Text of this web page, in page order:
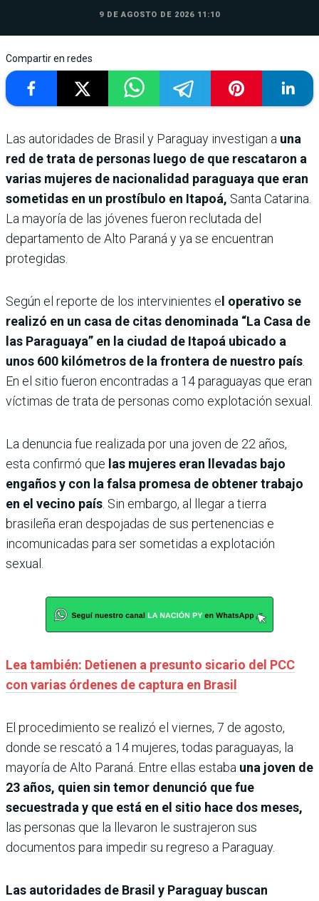
9 DE AGOSTO DE 2026 11:10
Compartir en redes
Las autoridades de Brasil y Paraguay investigan a una
red de trata de personas luego de que rescataron a
varias mujeres de nacionalidad paraguaya que eran
sometidas en un prostíbulo en Itapoá, Santa Catarina.
La mayoría de las jóvenes fueron reclutada del
departamento de Alto Paraná y ya se encuentran
protegidas.
Según el reporte de los intervinientes el operativo se
realizó en un casa de citas denominada “La Casa de
las Paraguaya” en la ciudad de Itapoá ubicado a
unos 600 kilómetros de la frontera de nuestro país
En el sitio fueron encontradas a 14 paraguayas que eran
víctimas de trata de personas como explotación sexual.
La denuncia fue realizada por una joven de 22 años,
esta confirmó que las mujeres eran llevadas bajo
engaños y con la falsa promesa de obtener trabajo
en el vecino país . Sin embargo, al llegar a tierra
brasileña eran despojadas de sus pertenencias e
incomunicadas para ser sometidas a explotación
sexual.
Lea también: Detienen a presunto sicario del PCC
con varias órdenes de captura en Brasil
El procedimiento se realizó el viernes, 7 de agosto,
donde se rescató a 14 mujeres, todas paraguayas, la
mayoría de Alto Paraná. Entre ellas estaba una joven de
23 años, quien sin temor denunció que fue
secuestrada y que está en el sitio hace dos meses,
las personas que la llevaron le sustrajeron sus
documentos para impedir su regreso a Paraguay.
Las autoridades de Brasil y Paraguay buscan